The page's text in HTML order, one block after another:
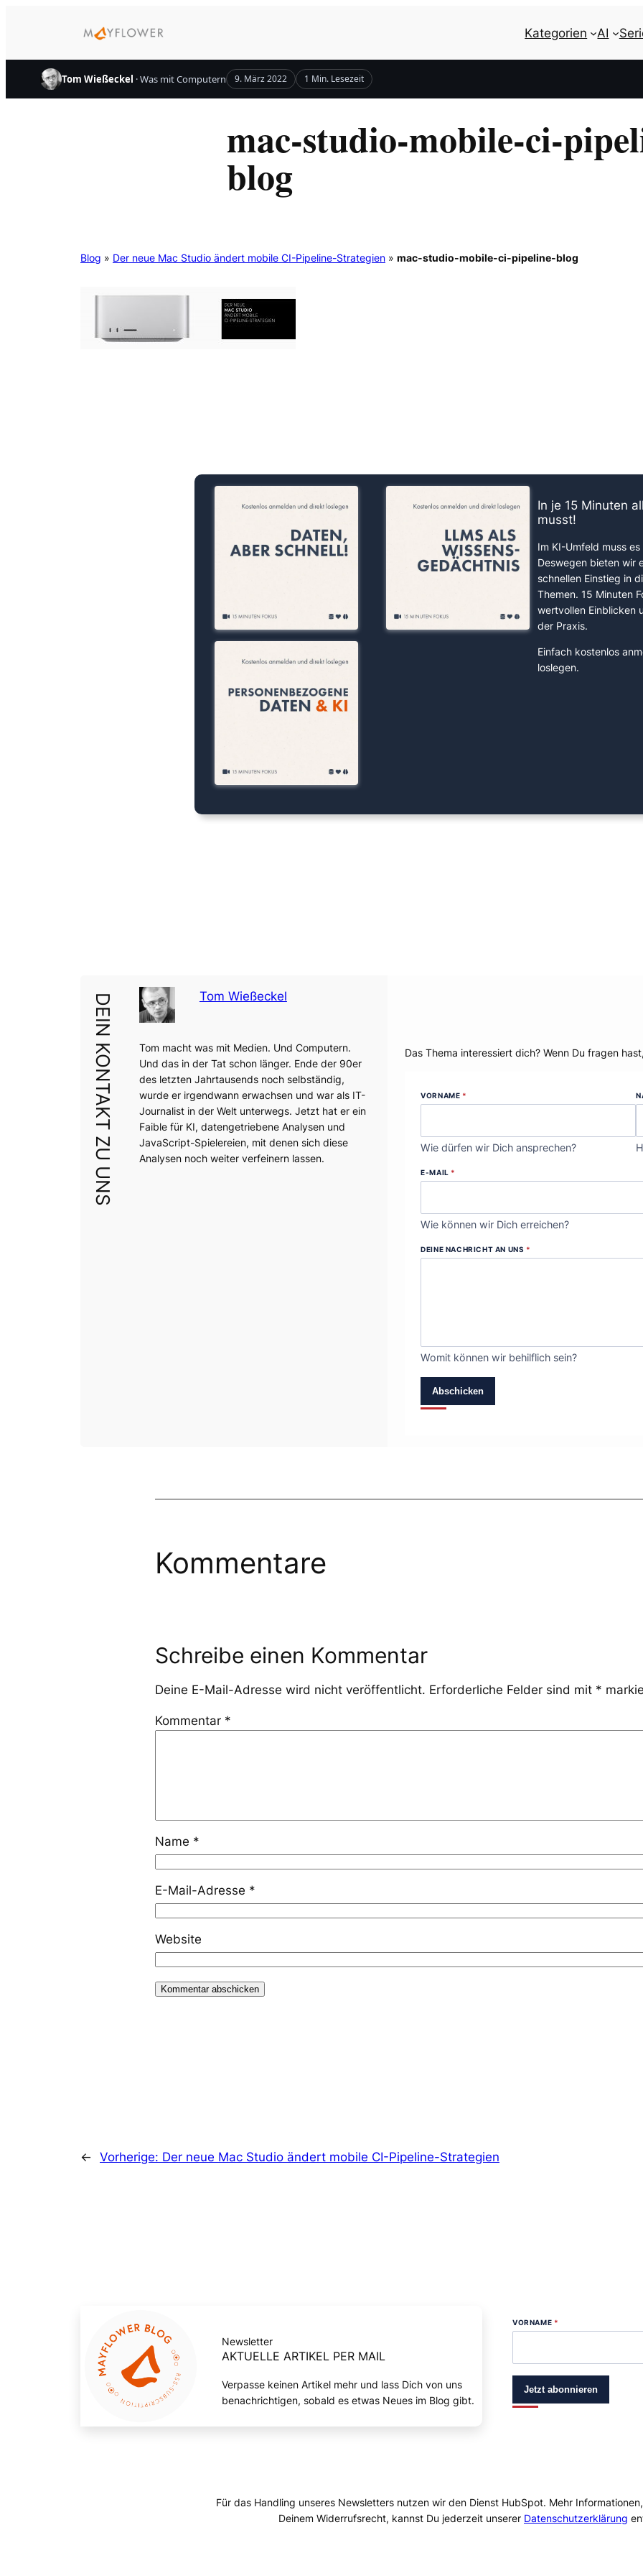
Kategorien AI
Tom Wießeckel · Was mit Computern 9. März 2022 1 Min. Lesezeit
mac-studio-mobile-ci-
blog
Blog » Der neue Mac Studio ändert mobile CI-Pipeline-Strategien » mac-studio-mobile-ci-pipeline-blog
In je 15 Minuten
musst!
Im KI-Umfeld muss
Deswegen bieten wir
schnellen Einstieg in
Themen. 15 Minuten
wertvollen Einblicken
der Praxis.
Einfach kostenlos
loslegen.
DEIN KONTAKT ZU UNS Tom Wießeckel
Tom macht was mit Medien. Und Computern.
Und das in der Tat schon länger. Ende der 90er
des letzten Jahrtausends noch selbständig,
wurde er irgendwann erwachsen und war als IT-
Journalist in der Welt unterwegs. Jetzt hat er ein
Faible für KI, datengetriebene Analysen und
JavaScript-Spielereien, mit denen sich diese
Analysen noch weiter verfeinern lassen.
Das Thema interessiert dich? Wenn Du fragen
VORNAME *
Wie dürfen wir Dich ansprechen?
E-MAIL *
Wie können wir Dich erreichen?
DEINE NACHRICHT AN UNS *
Womit können wir behilflich sein?
Abschicken
Kommentare
Schreibe einen Kommentar
Deine E-Mail-Adresse wird nicht veröffentlicht. Erforderliche Felder sind mit *
Kommentar *
Name *
E-Mail-Adresse *
Website
← Vorherige: Der neue Mac Studio ändert mobile CI-Pipeline-Strategien
Newsletter
AKTUELLE ARTIKEL PER MAIL
Verpasse keinen Artikel mehr und lass Dich von uns
benachrichtigen, sobald es etwas Neues im Blog gibt.
VORNAME *
Jetzt abonnieren
Für das Handling unseres Newsletters nutzen wir den Dienst HubSpot. Mehr
Deinem Widerrufsrecht, kannst Du jederzeit unserer Datenschutzerklärung